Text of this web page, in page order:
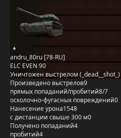
andru_80ru [78-RU]
ELC EVEN 90
Уничтожен выстрелом (_dead__shot_)
Произведено выстрелов9
прямых попаданий/пробитий8/7
осколочно-фугасных повреждений0
Нанесение урона1548
с дистанции свыше 300 м0
Получено попаданий4
пробитий4